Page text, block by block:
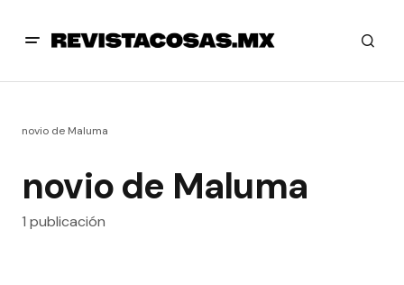
novio de Maluma
novio de Maluma
1 publicación